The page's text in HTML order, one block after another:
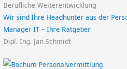
Berufliche Weiterentwicklung
Wir sind Ihre Headhunter aus der
Manager IT – Ihre Ratgeber
Dipl. Ing. Jan Schmidt